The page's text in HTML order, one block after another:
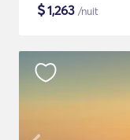
$1,263 /nuit